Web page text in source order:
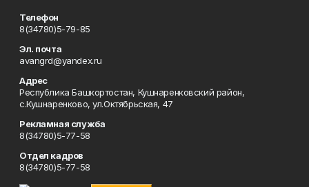
Телефон
8(34780)5-79-85
Эл. почта
avangrd@yandex.ru
Адрес
Республика Башкортостан, Кушнаренковский район,
с.Кушнаренково, ул.Октябрьская, 47
Рекламная служба
8(34780)5-77-58
Отдел кадров
8(34780)5-77-58